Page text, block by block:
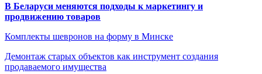
В Беларуси меняются подходы к маркетингу и
продвижению товаров
Комплекты шевронов на форму в Минске
Демонтаж старых объектов как инструмент создания
продаваемого имущества